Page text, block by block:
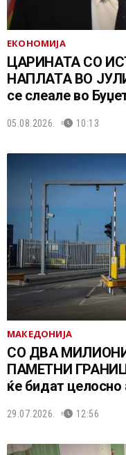
ЕКОНОМИЈА
ЦАРИНАТА СО
НАПЛАТА ВО
се слеале во
05.08.2026. 10:13
МАКЕДОНИЈА
СО ДВА
ПАМЕТНИ
ќе бидат
29.07.2026. 12:56